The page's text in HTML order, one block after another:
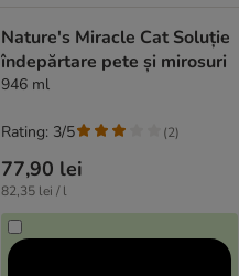
Nature's Miracle Cat Soluție
îndepărtare pete și mirosuri
946 ml
77,90 lei
82,35 lei / l
Rating: 3/5 (2)